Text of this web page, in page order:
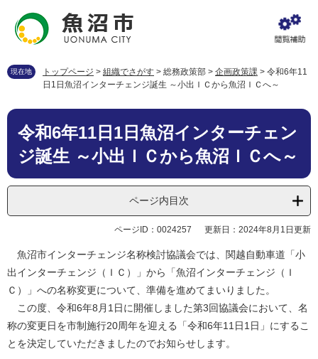
先
す
を
し
へ
現在地 トップページ > 組織でさがす > 総務政策部 > 企画政策課 > 令和6年11
日1日魚沼インターチェンジ誕生 ～小出ＩＣから魚沼ＩＣへ～
本
令和6年11日1日魚沼インターチェン
ジ誕生 ～小出ＩＣから魚沼ＩＣへ～
ページ内目次
ページID：0024257 更新日：2024年8月1日更新
魚沼市インターチェンジ名称検討協議会では、関越自動車道「小
出インターチェンジ（ＩＣ）」から「魚沼インターチェンジ（Ｉ
Ｃ）」への名称変更について、準備を進めてまいりました。
この度、令和6年8月1日に開催しました第3回協議会において、名
称の変更日を市制施行20周年を迎える「令和6年11日1日」にするこ
とを決定していただきましたのでお知らせします。